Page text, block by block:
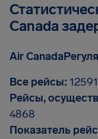
Canada
Air
Все рейсы: 12591
Рейсы,
4868
Показатель